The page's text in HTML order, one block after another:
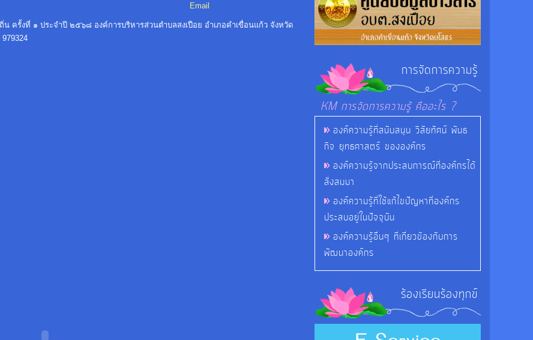
Email
งที่ ๑ ประจำปี ๒๕๖๘ องค์การบริหารส่วนตำบลสงเปือย อำเภอคำเขื่อนแก้ว จังหวัด
การจัดการความรู้
KM การจัดการความรู้ คืออะไร ?
องค์ความรู้ที่สนับสนุน วิสัยทัศน์ พันธ
กิจ ยุทธศาสตร์ ขององค์กร
องค์ความรู้จากประสบการณ์ที่องค์กรได้
สั่งสมมา
องค์ความรู้ที่ใช้แก้ไขปัญหาที่องค์กร
ประสบอยู่ในปัจจุบัน
องค์ความรู้อื่นๆ ที่เกี่ยวข้องกับการ
พัฒนาองค์กร
ร้องเรียนร้องทุกข์